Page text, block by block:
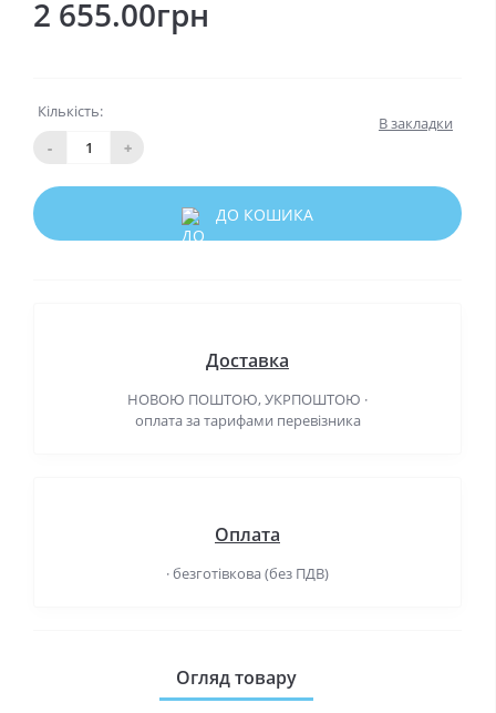
2 655.00грн
Кількість:
-
+
В закладки
ДО КОШИКА
Доставка
НОВОЮ ПОШТОЮ, УКРПОШТОЮ ·
оплата за тарифами перевізника
Оплата
· безготівкова (без ПДВ)
Огляд товару